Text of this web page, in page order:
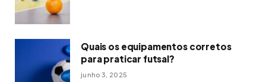
Quais os equipamentos corretos
para praticar futsal?
junho 3, 2025